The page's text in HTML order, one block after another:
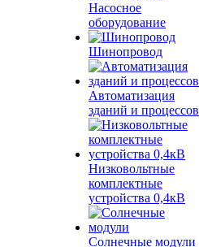
Насосное
оборудование
Шинопровод
Автоматизация
зданий и процессов
Низковольтные
комплектные
устройства 0,4кВ
Солнечные модули